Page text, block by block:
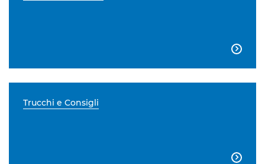

Trucchi e Consigli
